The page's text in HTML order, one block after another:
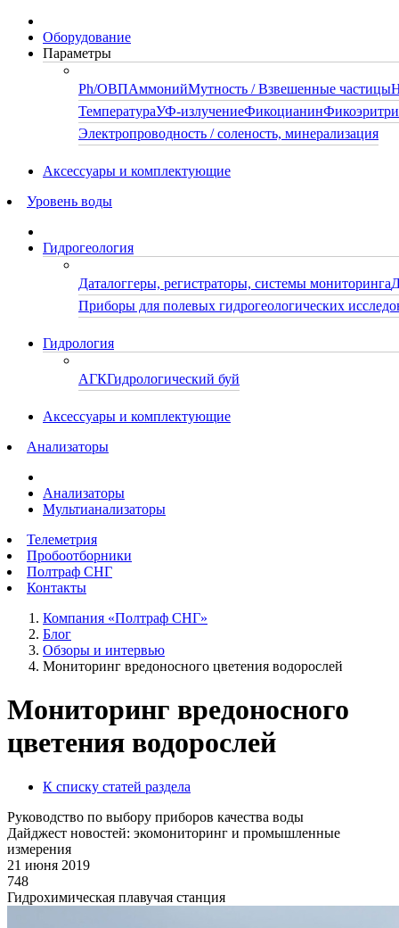
Оборудование
Параметры
Ph/ОВПАммонийМутность / Взвешенные частицы
ТемператураУФ-излучениеФикоцианин
Электропроводность / соленость, минерализация
Аксессуары и комплектующие
Уровень воды
Гидрогеология
Даталоггеры, регистраторы, системы мониторинга
Приборы для полевых гидрогеологических
Гидрология
АГКГидрологический буй
Аксессуары и комплектующие
Анализаторы
Анализаторы
Мультианализаторы
Телеметрия
Пробоотборники
Полтраф СНГ
Контакты
Компания «Полтраф СНГ»
Блог
Обзоры и интервью
Мониторинг вредоносного цветения водорослей
Мониторинг вредоносного
цветения водорослей
К списку статей раздела
Руководство по выбору приборов качества воды
Дайджест новостей: экомониторинг и промышленные
измерения
21 июня 2019
748
Гидрохимическая плавучая станция